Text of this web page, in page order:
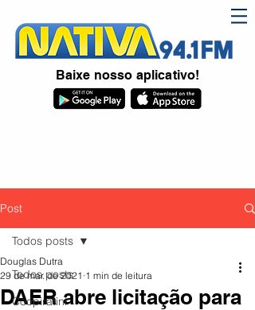
Baixe nosso aplicativo!
Post
Todos posts
Coopiratini
Todos posts
DAER abre licitação para
Douglas Dutra
29 de mar. de 2021 1 min de leitura